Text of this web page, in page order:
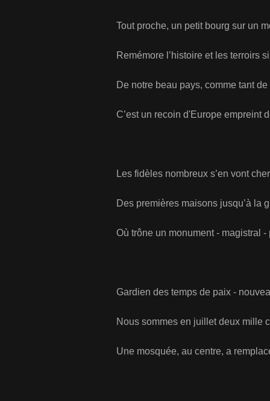
Tout proche, un petit bourg sur un mont
Remémore l’histoire et les terroirs si
De notre beau pays, comme tant de
C’est un recoin d'Europe empreint de
Les fidèles nombreux s’en vont
Des premières maisons jusqu’à la
Où trône un monument - magistral -
Gardien des temps de paix - nouveaux -
Nous sommes en juillet deux mille cent
Une mosquée, au centre, a remplacé